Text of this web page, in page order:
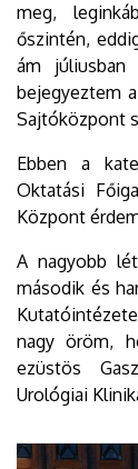
meg,
őszintén,
ám
bejegyeztem
Sajtóközpont
Ebben a
Oktatási
Központ
A nagyobb
második és
nagy öröm,
ezüstös
Urológiai